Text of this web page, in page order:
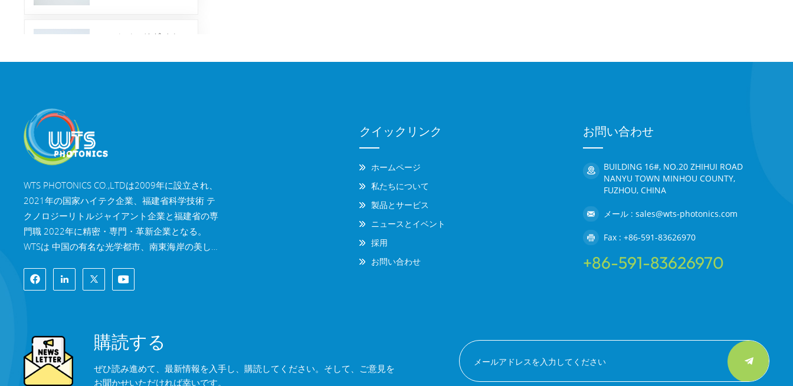
マルチバンドダイクロ
WTS PHOTONICS CO.,LTDは2009年に設立され、
2021年の国家ハイテク企業、福建省科学技術 テ
クノロジーリトルジャイアント企業と福建省の専
門職 2022年に精密・専門・革新企業となる。
WTSは 中国の有名な光学都市、南東海岸の美しい
化された工場棟を所有しており、 熟練した技術ス
タッフと完全な光学処理システムを備え、 コーテ
ソリューションを顧客に提供します。 高精度光学
部品、高精度光学撮像レンズ、 および高出力レー
ザー部品。 WTSの製品には以下が含まれます 光学
クイックリンク
ホームページ
私たちについて
製品とサービス
ニュースとイベント
採用
お問い合わせ
お問い合わせ
BUILDING 16#, NO.20 ZHIHUI ROAD
NANYU TOWN MINHOU COUNTY,
FUZHOU, CHINA
メール : sales@wts-photonics.com
Fax : +86-591-83626970
+86-591-83626970
購読する
ぜひ読み進めて、最新情報を入手し、購読してください。そして、ご意見を
お聞かせいただければ幸いです。